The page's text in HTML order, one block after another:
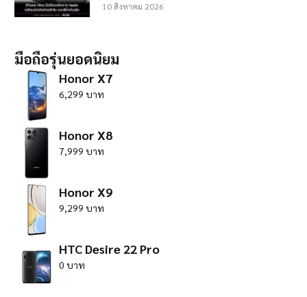
10 สิงหาคม 2026
มือถือรุ่นยอดนิยม
Honor X7
6,299 บาท
Honor X8
7,999 บาท
Honor X9
9,299 บาท
HTC Desire 22 Pro
0 บาท